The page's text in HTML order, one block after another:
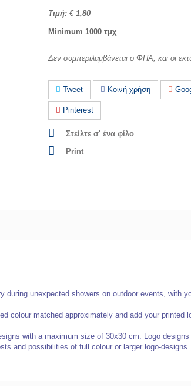
Τιμή: € 1,80
Minimum 1000 τμχ
Δεν συμπεριλαμβάνεται ο ΦΠΑ, και οι
Tweet Κοινή χρήση
Pinterest
Στείλτε σ' ένα φίλο
Print
unexpected showers on outdoor events, with
colour matched approximately and add your printed
with a maximum size of 30x30 cm. Logo
and possibilities of full colour or larger logo-designs.